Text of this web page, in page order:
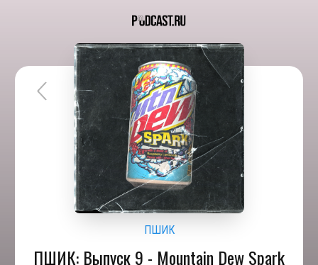
ПШИК
ПШИК: Выпуск 9 - Mountain Dew Spark